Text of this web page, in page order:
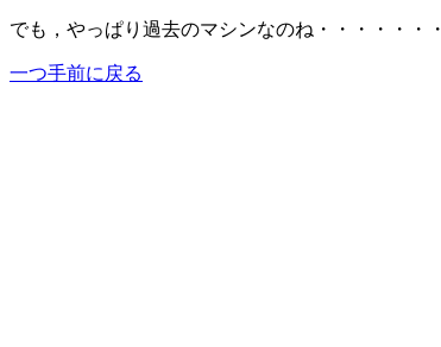
でも，やっぱり過去のマシンなのね・・・・・・・
一つ手前に戻る